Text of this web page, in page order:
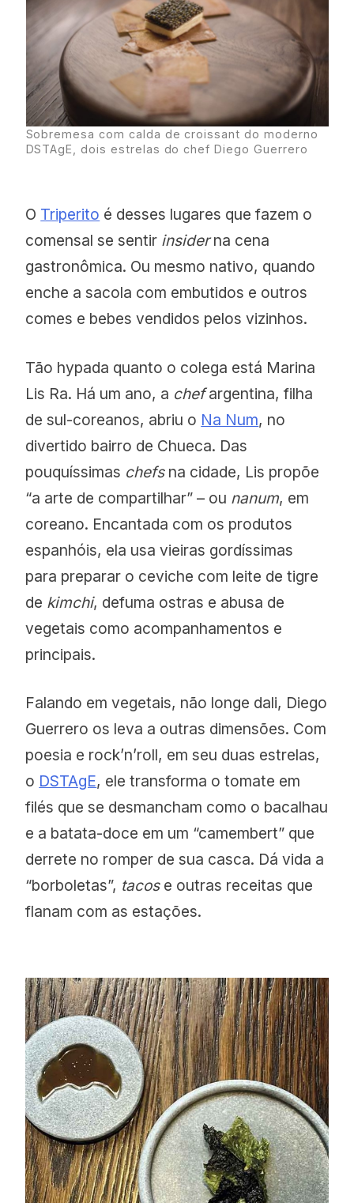
Sobremesa com calda de croissant do moderno
DSTAgE, dois estrelas do chef Diego Guerrero
O Triperito é desses lugares que fazem o
comensal se sentir insiderna cena
gastronômica. Ou mesmo nativo, quando
enche a sacola com embutidos e outros
comes e bebes vendidos pelos vizinhos.
Tão hypada quanto o colega está Marina
Lis Ra. Há um ano, a chefargentina, filha
de sul-coreanos, abriu o Na Num, no
divertido bairro de Chueca. Das
pouquíssimas chefsna cidade, Lis propõe
“a arte de compartilhar” – ou nanum, em
coreano. Encantada com os produtos
espanhóis, ela usa vieiras gordíssimas
para preparar o ceviche com leite de tigre
de kimchi, defuma ostras e abusa de
vegetais como acompanhamentos e
principais.
Falando em vegetais, não longe dali, Diego
Guerrero os leva a outras dimensões. Com
poesia e rock’n’roll, em seu duas estrelas,
o DSTAgE, ele transforma o tomate em
filés que se desmancham como o bacalhau
e a batata-doce em um “camembert” que
derrete no romper de sua casca. Dá vida a
“borboletas”, tacose outras receitas que
flanam com as estações.